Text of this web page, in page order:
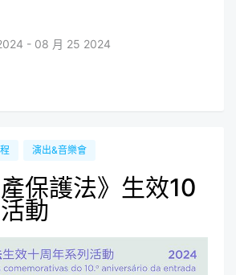
- 08 月 25 2024
演出&音樂會
產保護法》生效10
動